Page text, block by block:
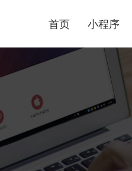
首页 小程序